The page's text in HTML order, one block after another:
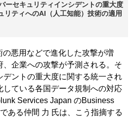
ーセキュリティインシデントの重大度
リティへのAI（人工知能）技術の適用
悪用などで進化した攻撃が増
、企業への攻撃が予測される。そ
デントの重大度に関する統一され
している各国データ規制への対応
Services Japan のBusiness
ある仲間 力 氏は、こう指摘する